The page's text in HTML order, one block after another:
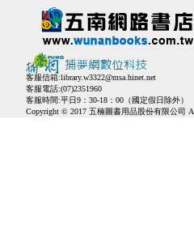
客服信箱:library.w3322@msa.hinet.net
客服電話:(07)2351960
客服時間:平日9：30-18：00（國定假日除外）
Copyright © 2017 五楠圖書用品股份有限公司